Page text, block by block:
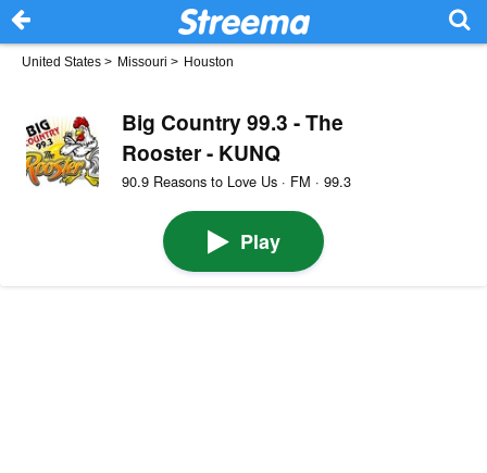
United States > Missouri > Houston
Big Country 99.3 - The
Rooster - KUNQ
90.9 Reasons to Love Us · FM · 99.3
Play